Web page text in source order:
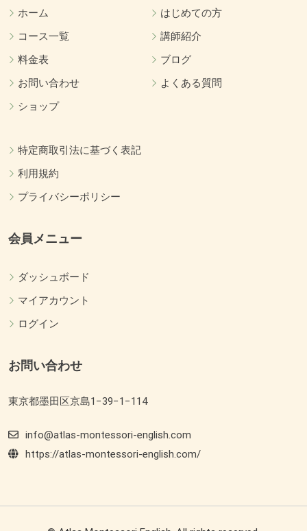
ホーム
はじめての方
コース一覧
講師紹介
料金表
ブログ
お問い合わせ
よくある質問
ショップ
特定商取引法に基づく表記
利用規約
プライバシーポリシー
会員メニュー
ダッシュボード
マイアカウント
ログイン
お問い合わせ
東京都墨田区京島1−39−1−114
info@atlas-montessori-english.com
https://atlas-montessori-english.com/